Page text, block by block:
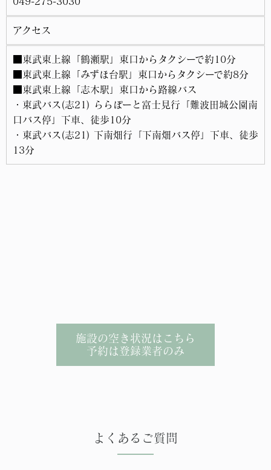
アクセス
■東武東上線「鶴瀬駅」東口からタクシーで約10分
■東武東上線「みずほ台駅」東口からタクシーで約8分
■東武東上線「志木駅」東口から路線バス
・東武バス(志21) ららぽーと富士見行「難波田城公園南
口バス停」下車、徒歩10分
・東武バス(志21) 下南畑行「下南畑バス停」下車、徒歩
13分
施設の空き状況はこちら
予約は登録業者のみ
よくあるご質問